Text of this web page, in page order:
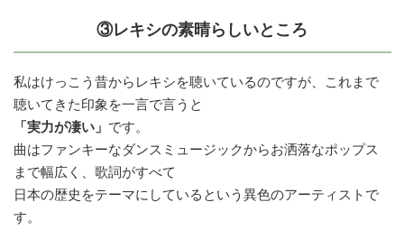
③レキシの素晴らしいところ
私はけっこう昔からレキシを聴いているのですが、これまで
聴いてきた印象を一言で言うと
「実力が凄い」 です。
曲はファンキーなダンスミュージックからお洒落なポップス
まで幅広く、歌詞がすべて
日本の歴史をテーマにしているという異色のアーティストで
す。